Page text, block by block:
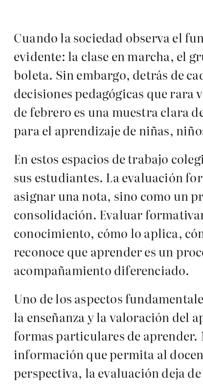
Cuando la sociedad observa el
evidente: la clase en marcha, el
boleta. Sin embargo, detrás de
decisiones pedagógicas que rara
de febrero es una muestra clara
para el aprendizaje de niñas,
En estos espacios de trabajo
sus estudiantes. La evaluación
asignar una nota, sino como un
consolidación. Evaluar
conocimiento, cómo lo aplica,
reconoce que aprender es un
acompañamiento diferenciado.
Uno de los aspectos
la enseñanza y la valoración del
formas particulares de aprender.
información que permita al
perspectiva, la evaluación deja